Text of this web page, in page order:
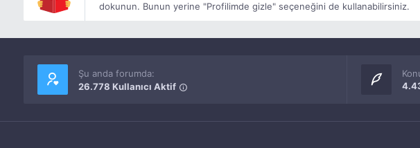
dokunun. Bunun yerine "Profilimde gizle" seçeneğini de kullanabilirsiniz.
Şu anda forumda:
26.778 Kullanıcı Aktif